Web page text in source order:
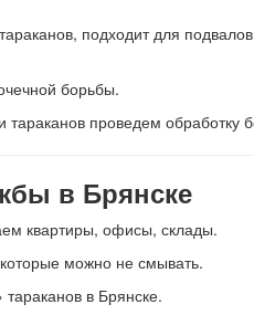
подходит для
борьбы.
проведем обработку
в Брянске
квартиры, офисы, склады.
можно не смывать.
в Брянске.